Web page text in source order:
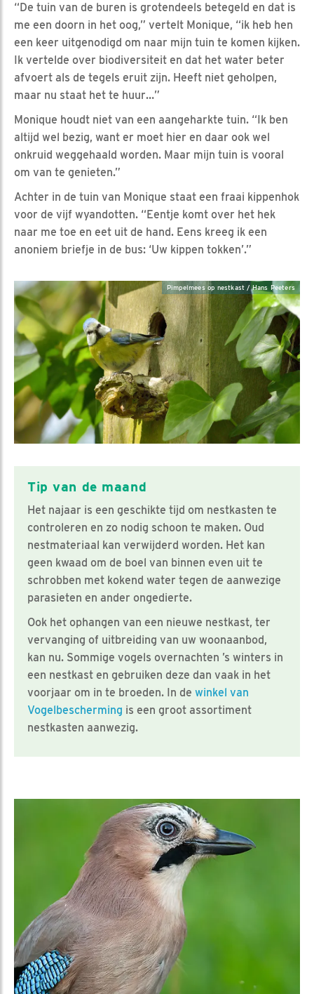
“De tuin van de buren is grotendeels betegeld en dat is
me een doorn in het oog,” vertelt Monique, “ik heb hen
een keer uitgenodigd om naar mijn tuin te komen kijken.
Ik vertelde over biodiversiteit en dat het water beter
afvoert als de tegels eruit zijn. Heeft niet geholpen,
maar nu staat het te huur…”
Monique houdt niet van een aangeharkte tuin. “Ik ben
altijd wel bezig, want er moet hier en daar ook wel
onkruid weggehaald worden. Maar mijn tuin is vooral
om van te genieten.”
Achter in de tuin van Monique staat een fraai kippenhok
voor de vijf wyandotten. “Eentje komt over het hek
naar me toe en eet uit de hand. Eens kreeg ik een
anoniem briefje in de bus: ‘Uw kippen tokken’.”
Pimpelmees op nestkast / Hans Peeters
Tip van de maand
Het najaar is een geschikte tijd om nestkasten te
controleren en zo nodig schoon te maken. Oud
nestmateriaal kan verwijderd worden. Het kan
geen kwaad om de boel van binnen even uit te
schrobben met kokend water tegen de aanwezige
parasieten en ander ongedierte.
Ook het ophangen van een nieuwe nestkast, ter
vervanging of uitbreiding van uw woonaanbod,
kan nu. Sommige vogels overnachten ’s winters in
een nestkast en gebruiken deze dan vaak in het
voorjaar om in te broeden. In de winkel van
Vogelbescherming is een groot assortiment
nestkasten aanwezig.